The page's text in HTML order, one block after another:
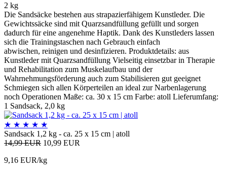
2 kg
Die Sandsäcke bestehen aus strapazierfähigem Kunstleder. Die
Gewichtssäcke sind mit Quarzsandfüllung gefüllt und sorgen
dadurch für eine angenehme Haptik. Dank des Kunstleders lassen
sich die Trainingstaschen nach Gebrauch einfach
abwischen, reinigen und desinfizieren. Produktdetails: aus
Kunstleder mit Quarzsandfüllung Vielseitig einsetzbar in Therapie
und Rehabilitation zum Muskelaufbau und der
Wahrnehmungsförderung auch zum Stabilisieren gut geeignet
Schmiegen sich allen Körperteilen an ideal zur Narbenlagerung
noch Operationen Maße: ca. 30 x 15 cm Farbe: atoll Lieferumfang:
1 Sandsack, 2,0 kg
★ ★ ★ ★ ★
Sandsack 1,2 kg - ca. 25 x 15 cm | atoll
14,99 EUR 10,99 EUR
9,16 EUR/kg